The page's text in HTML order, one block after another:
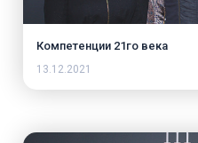
Компетенции 21го века
13.12.2021